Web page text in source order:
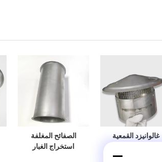
غالوانيزد القمعية
المدخنة غطاء مع
الصفائح المغلفة
استخراج الغبار